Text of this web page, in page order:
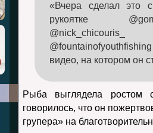
«Вчера сделал это
рукоятке
видео, на котором он
Рыба выглядела ростом
говорилось, что он
групера» на